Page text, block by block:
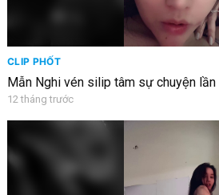
CLIP PHỐT
Mẫn
12 tháng trước